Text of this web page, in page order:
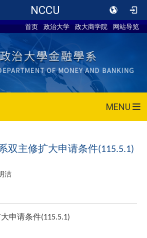
NCCU
首页 政治大学 政大商学院 网站导览
MENU
双主修扩大申请条件(115.5.1)
洁
申请条件(115.5.1)